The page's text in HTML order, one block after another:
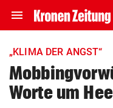
menu Navigation
ein-/ausklappen
account_circle Anmelden
„KLIMA DER ANGST“
Worte um